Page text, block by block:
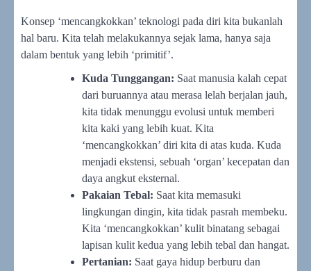
Konsep ‘mencangkokkan’ teknologi pada diri kita bukanlah
hal baru. Kita telah melakukannya sejak lama, hanya saja
dalam bentuk yang lebih ‘primitif’.
Kuda Tunggangan: Saat manusia kalah cepat
dari buruannya atau merasa lelah berjalan jauh,
kita tidak menunggu evolusi untuk memberi
kita kaki yang lebih kuat. Kita
‘mencangkokkan’ diri kita di atas kuda. Kuda
menjadi ekstensi, sebuah ‘organ’ kecepatan dan
daya angkut eksternal.
Pakaian Tebal: Saat kita memasuki
lingkungan dingin, kita tidak pasrah membeku.
Kita ‘mencangkokkan’ kulit binatang sebagai
lapisan kulit kedua yang lebih tebal dan hangat.
Pertanian: Saat gaya hidup berburu dan